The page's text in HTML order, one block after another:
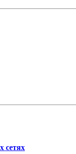
сетях